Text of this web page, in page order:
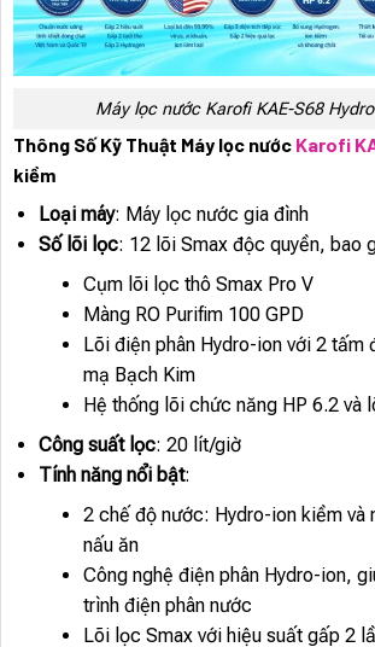
Máy lọc nước Karofi KAE-S68
Thông Số Kỹ Thuật Máy lọc nước Karofi
kiềm
Loại máy: Máy lọc nước gia đình
Số lõi lọc: 12 lõi Smax độc quyền, bao
Cụm lõi lọc thô Smax Pro V
Màng RO Purifim 100 GPD
Lõi điện phân Hydro-ion với 2
mạ Bạch Kim
Hệ thống lõi chức năng HP 6.2 và
Công suất lọc: 20 lít/giờ
Tính năng nổi bật:
2 chế độ nước: Hydro-ion kiềm và
nấu ăn
Công nghệ điện phân Hydro-ion,
trình điện phân nước
Lõi lọc Smax với hiệu suất gấp 2